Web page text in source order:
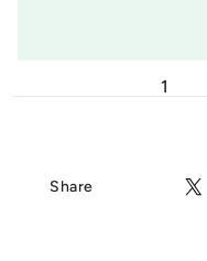
1
Share